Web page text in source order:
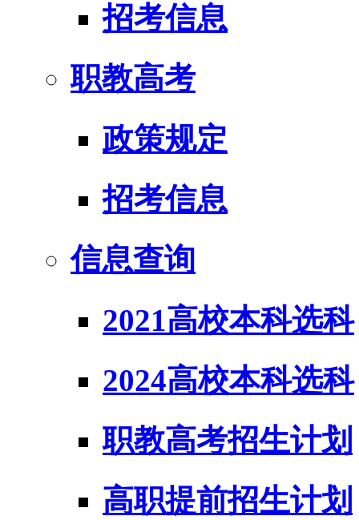
招考信息
职教高考
政策规定
招考信息
信息查询
2021高校本科选科
2024高校本科选科
职教高考招生计划
高职提前招生计划